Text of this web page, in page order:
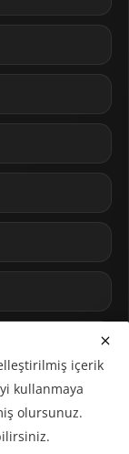
içerik
kullanmaya
olursunuz.